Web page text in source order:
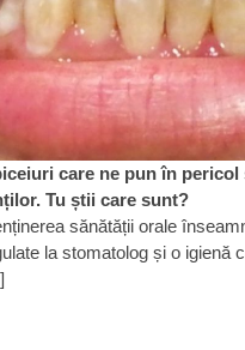
care ne pun în pericol
Tu știi care sunt?
sănătății orale
la stomatolog și o igienă